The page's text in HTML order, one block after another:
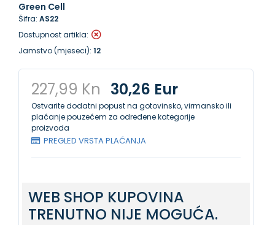
Green Cell
Šifra: AS22
Dostupnost artikla:
Jamstvo (mjeseci): 12
227,99 Kn 30,26 Eur
Ostvarite dodatni popust na gotovinsko, virmansko ili
plaćanje pouzećem za određene kategorije
proizvoda
PREGLED VRSTA PLAĆANJA
WEB SHOP KUPOVINA
TRENUTNO NIJE MOGUĆA.